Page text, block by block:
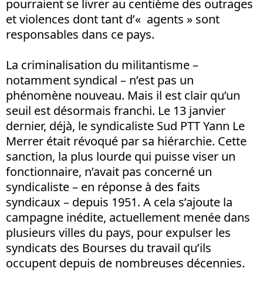
pourraient se livrer au centième des outrages
et violences dont tant d’« agents » sont
responsables dans ce pays.
La criminalisation du militantisme –
notamment syndical – n’est pas un
phénomène nouveau. Mais il est clair qu’un
seuil est désormais franchi. Le 13 janvier
dernier, déjà, le syndicaliste Sud PTT Yann Le
Merrer était révoqué par sa hiérarchie. Cette
sanction, la plus lourde qui puisse viser un
fonctionnaire, n’avait pas concerné un
syndicaliste – en réponse à des faits
syndicaux – depuis 1951. A cela s’ajoute la
campagne inédite, actuellement menée dans
plusieurs villes du pays, pour expulser les
syndicats des Bourses du travail qu’ils
occupent depuis de nombreuses décennies.